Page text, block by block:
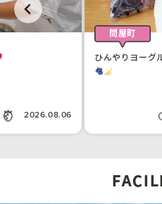
2026.08.06
問屋町
ひんやりヨーグ